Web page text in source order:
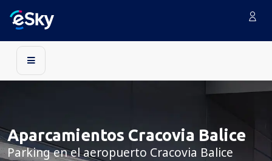
Aparcamientos Cracovia Balice
Parking en el aeropuerto Cracovia Balice